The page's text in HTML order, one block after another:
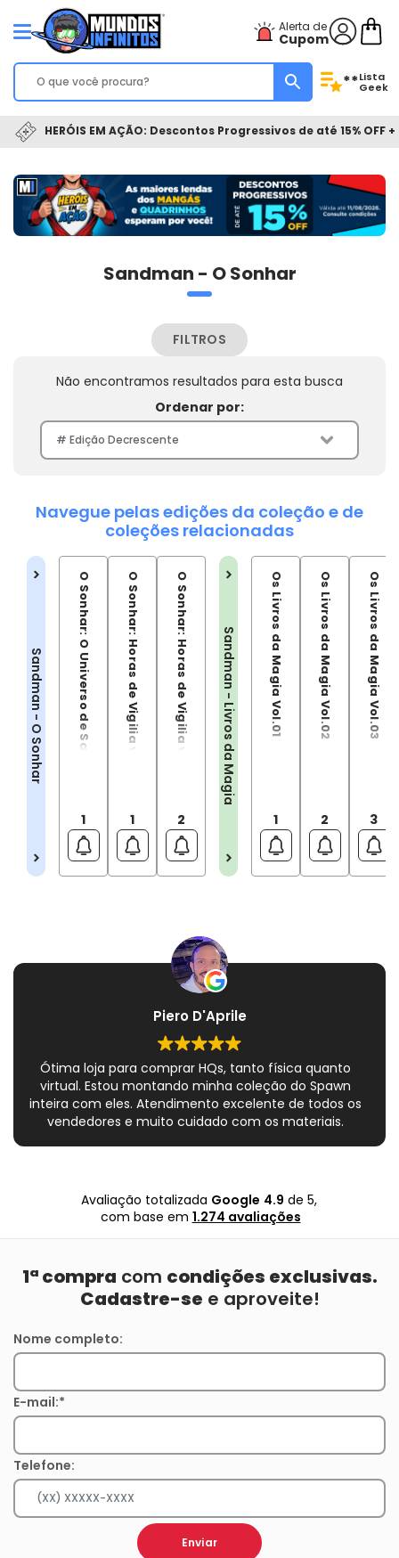
Alerta de
Cupom
**Lista
Geek
HERÓIS EM AÇÃO: Descontos Progressivos de até 15% OFF
Sandman - O Sonhar
FILTROS
Não encontramos resultados para esta busca
Ordenar por:
Navegue pelas edições da coleção e de
coleções relacionadas
Sandman - O Sonhar O Sonhar: O Universo de Sandman vol.01
1
O Sonhar: Horas de Vigilia vol.01
1
O Sonhar: Horas de Vigilia vol.02
2
Sandman - Livros da Magia Os Livros da Magia Vol.01
1
Os Livros da Magia Vol.02
2
Os Livros da Magia Vol.03
3
Piero D'Aprile
Ótima loja para comprar HQs, tanto física quanto
virtual. Estou montando minha coleção do Spawn
inteira com eles. Atendimento excelente de todos os
vendedores e muito cuidado com os materiais.
Avaliação totalizada Google 4.9 de 5,
com base em 1.274 avaliações